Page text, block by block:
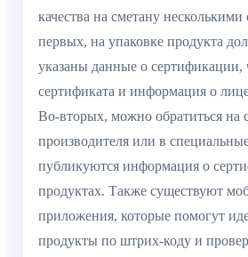
качества на сметану
первых, на упаковке продукта
указаны данные о сертификации,
сертификата и информация о
Во-вторых, можно обратиться на
производителя или в
публикуются информация о
продуктах. Также существуют
приложения, которые помогут
продукты по штрих-коду и